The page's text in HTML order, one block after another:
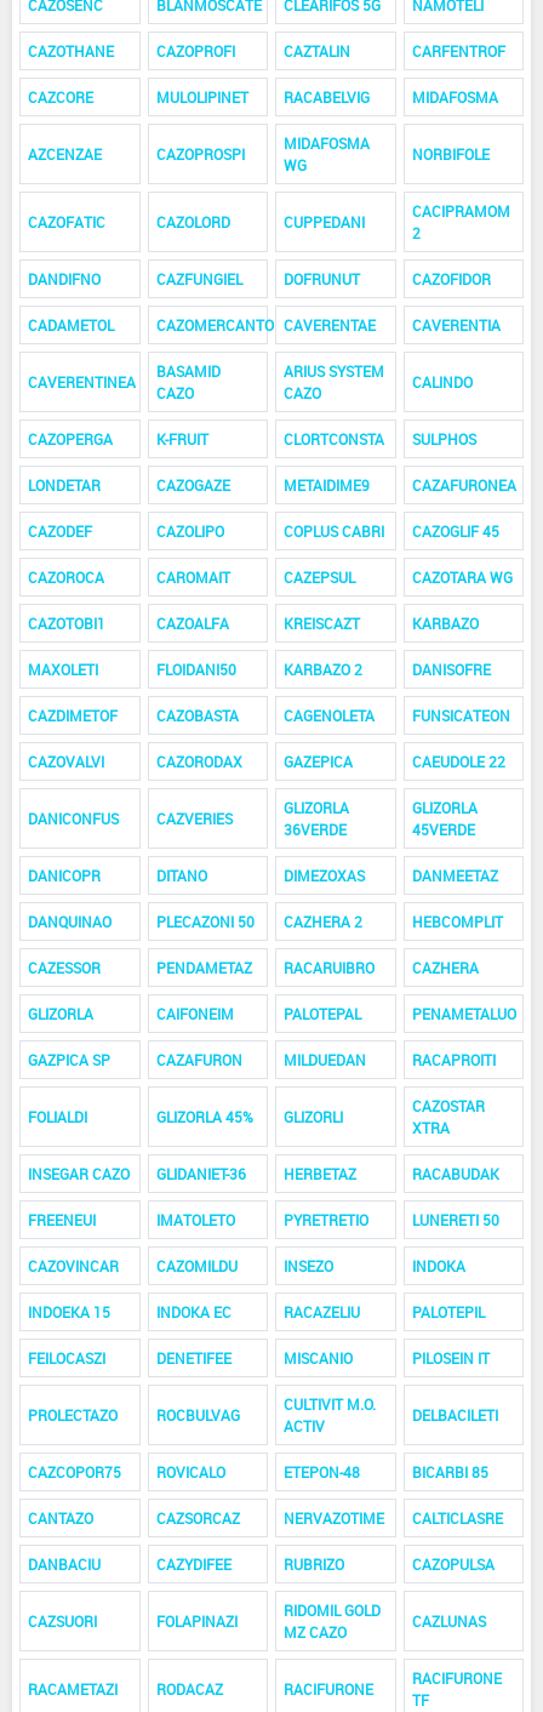
CAZOSENC BLANMOSCATE CLEARIFOS 5G NAMOTELI
CAZOTHANE CAZOPROFI CAZTALIN CARFENTROF
CAZCORE MULOLIPINET RACABELVIG MIDAFOSMA
AZCENZAE CAZOPROSPI
MIDAFOSMA
WG
NORBIFOLE
CAZOFATIC CAZOLORD CUPPEDANI
CACIPRAMOM
2
DANDIFNO CAZFUNGIEL DOFRUNUT CAZOFIDOR
CADAMETOL CAZOMERCANTO CAVERENTAE CAVERENTIA
CAVERENTINEA
BASAMID
CAZO
ARIUS SYSTEM
CAZO
CALINDO
CAZOPERGA K-FRUIT CLORTCONSTA SULPHOS
LONDETAR CAZOGAZE METAIDIME9 CAZAFURONEA
CAZODEF CAZOLIPO COPLUS CABRI CAZOGLIF 45
CAZOROCA CAROMAIT CAZEPSUL CAZOTARA WG
CAZOTOBI1 CAZOALFA KREISCAZT KARBAZO
MAXOLETI FLOIDANI50 KARBAZO 2 DANISOFRE
CAZDIMETOF CAZOBASTA CAGENOLETA FUNSICATEON
CAZOVALVI CAZORODAX GAZEPICA CAEUDOLE 22
DANICONFUS CAZVERIES
GLIZORLA
36VERDE
GLIZORLA
45VERDE
DANICOPR DITANO DIMEZOXAS DANMEETAZ
DANQUINAO PLECAZONI 50 CAZHERA 2 HEBCOMPLIT
CAZESSOR PENDAMETAZ RACARUIBRO CAZHERA
GLIZORLA CAIFONEIM PALOTEPAL PENAMETALUO
GAZPICA SP CAZAFURON MILDUEDAN RACAPROITI
FOLIALDI GLIZORLA 45% GLIZORLI
CAZOSTAR
XTRA
INSEGAR CAZO GLIDANIET-36 HERBETAZ RACABUDAK
FREENEUI IMATOLETO PYRETRETIO LUNERETI 50
CAZOVINCAR CAZOMILDU INSEZO INDOKA
INDOEKA 15 INDOKA EC RACAZELIU PALOTEPIL
FEILOCASZI DENETIFEE MISCANIO PILOSEIN IT
PROLECTAZO ROCBULVAG
CULTIVIT M.O.
ACTIV
DELBACILETI
CAZCOPOR75 ROVICALO ETEPON-48 BICARBI 85
CANTAZO CAZSORCAZ NERVAZOTIME CALTICLASRE
DANBACIU CAZYDIFEE RUBRIZO CAZOPULSA
CAZSUORI FOLAPINAZI
RIDOMIL GOLD
MZ CAZO
CAZLUNAS
RACAMETAZI RODACAZ RACIFURONE
RACIFURONE
TF